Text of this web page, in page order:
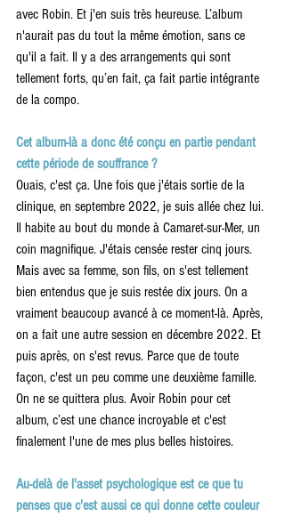
avec Robin. Et j'en suis très heureuse. L’album
n'aurait pas du tout la même émotion, sans ce
qu'il a fait. Il y a des arrangements qui sont
tellement forts, qu’en fait, ça fait partie intégrante
de la compo.
Cet album-là a donc été conçu en partie pendant
cette période de souffrance ?
Ouais, c'est ça. Une fois que j'étais sortie de la
clinique, en septembre 2022, je suis allée chez lui.
Il habite au bout du monde à Camaret-sur-Mer, un
coin magnifique. J'étais censée rester cinq jours.
Mais avec sa femme, son fils, on s'est tellement
bien entendus que je suis restée dix jours. On a
vraiment beaucoup avancé à ce moment-là. Après,
on a fait une autre session en décembre 2022. Et
puis après, on s'est revus. Parce que de toute
façon, c'est un peu comme une deuxième famille.
On ne se quittera plus. Avoir Robin pour cet
album, c’est une chance incroyable et c'est
finalement l'une de mes plus belles histoires.
Au-delà de l'asset psychologique est ce que tu
penses que c'est aussi ce qui donne cette couleur